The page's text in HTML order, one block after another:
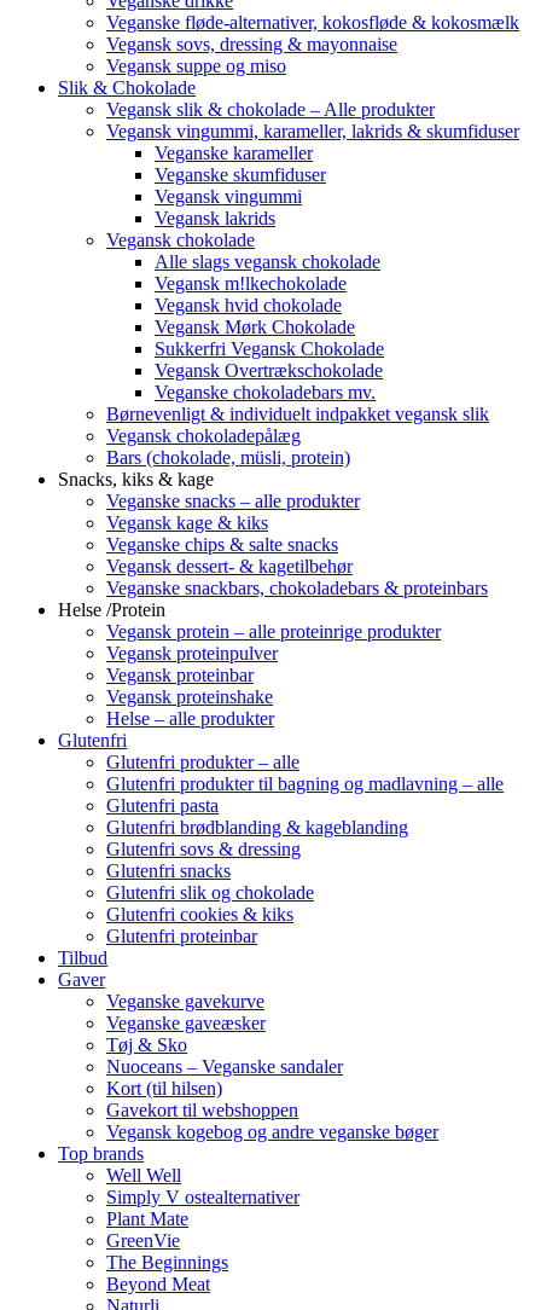
Veganske fløde-alternativer, kokosfløde & kokosmælk
Vegansk sovs, dressing & mayonnaise
Vegansk suppe og miso
Slik & Chokolade
Vegansk slik & chokolade – Alle produkter
Vegansk vingummi, karameller, lakrids & skumfiduser
Veganske karameller
Veganske skumfiduser
Vegansk vingummi
Vegansk lakrids
Vegansk chokolade
Alle slags vegansk chokolade
Vegansk m!lkechokolade
Vegansk hvid chokolade
Vegansk Mørk Chokolade
Sukkerfri Vegansk Chokolade
Vegansk Overtrækschokolade
Veganske chokoladebars mv.
Børnevenligt & individuelt indpakket vegansk slik
Vegansk chokoladepålæg
Bars (chokolade, müsli, protein)
Snacks, kiks & kage
Veganske snacks – alle produkter
Vegansk kage & kiks
Veganske chips & salte snacks
Vegansk dessert- & kagetilbehør
Veganske snackbars, chokoladebars & proteinbars
Helse /Protein
Vegansk protein – alle proteinrige produkter
Vegansk proteinpulver
Vegansk proteinbar
Vegansk proteinshake
Helse – alle produkter
Glutenfri
Glutenfri produkter – alle
Glutenfri produkter til bagning og madlavning – alle
Glutenfri pasta
Glutenfri brødblanding & kageblanding
Glutenfri sovs & dressing
Glutenfri snacks
Glutenfri slik og chokolade
Glutenfri cookies & kiks
Glutenfri proteinbar
Tilbud
Gaver
Veganske gavekurve
Veganske gaveæsker
Tøj & Sko
Nuoceans – Veganske sandaler
Kort (til hilsen)
Gavekort til webshoppen
Vegansk kogebog og andre veganske bøger
Top brands
Well Well
Simply V ostealternativer
Plant Mate
GreenVie
The Beginnings
Beyond Meat
Naturli